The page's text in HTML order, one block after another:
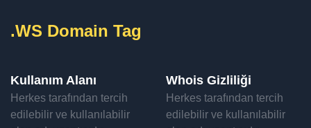
.WS Domain Tag
Kullanım Alanı
Herkes tarafından tercih
edilebilir ve kullanılabilir
Whois Gizliliği
Herkes tarafından tercih
edilebilir ve kullanılabilir